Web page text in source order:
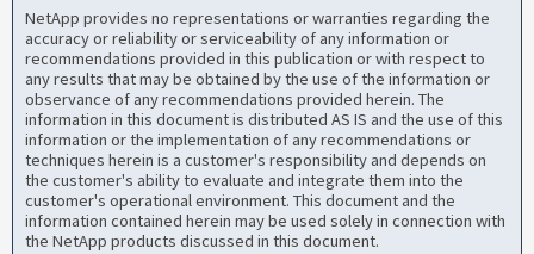
NetApp provides no representations or warranties regarding the
accuracy or reliability or serviceability of any information or
recommendations provided in this publication or with respect to
any results that may be obtained by the use of the information or
observance of any recommendations provided herein. The
information in this document is distributed AS IS and the use of this
information or the implementation of any recommendations or
techniques herein is a customer's responsibility and depends on
the customer's ability to evaluate and integrate them into the
customer's operational environment. This document and the
information contained herein may be used solely in connection with
the NetApp products discussed in this document.